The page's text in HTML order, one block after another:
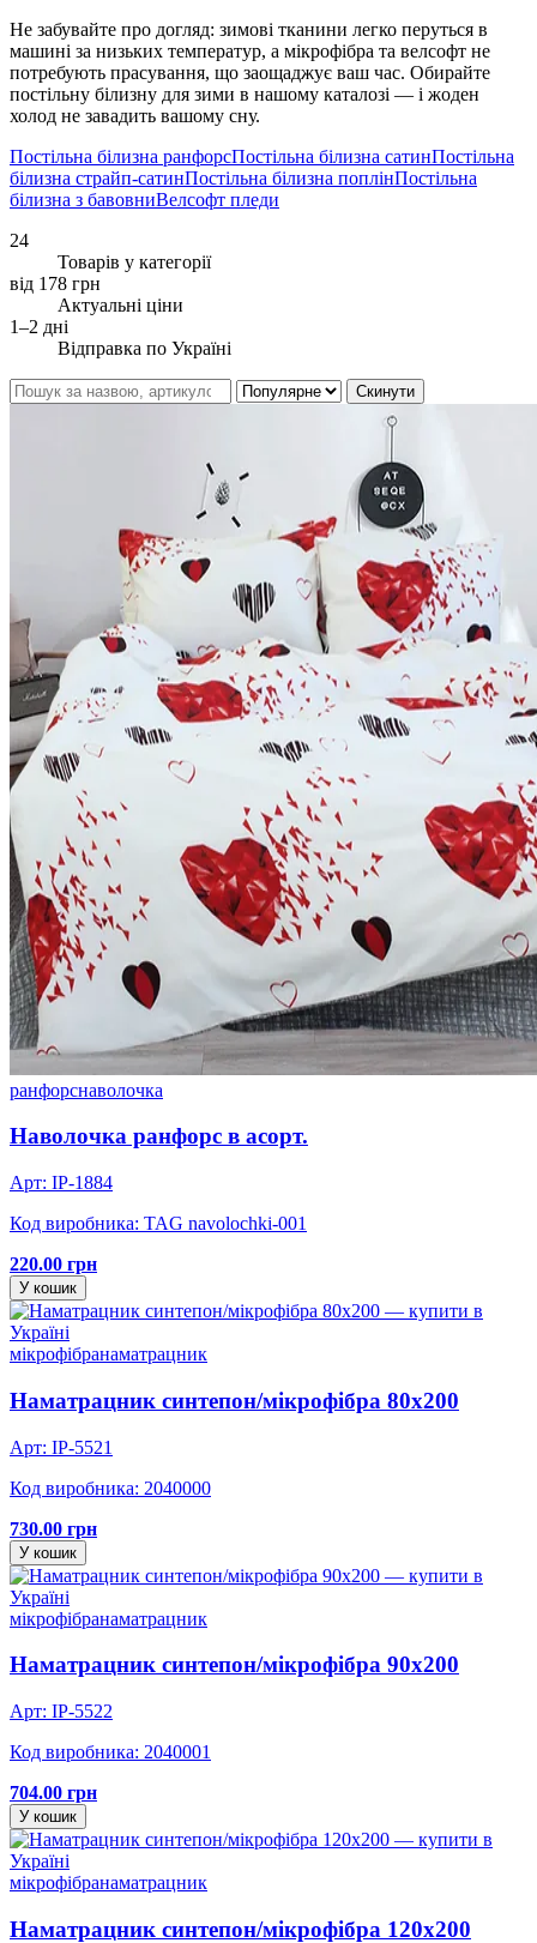
Не забувайте про догляд: зимові тканини легко перуться в
машині за низьких температур, а мікрофібра та велсофт не
потребують прасування, що заощаджує ваш час. Обирайте
постільну білизну для зими в нашому каталозі — і жоден
холод не завадить вашому сну.
Постільна білизна ранфорсПостільна білизна сатинПостільна
білизна страйп-сатинПостільна білизна поплінПостільна
білизна з бавовниВелсофт пледи
24
Товарів у категорії
від 178 грн
Актуальні ціни
1–2 дні
Відправка по Україні
Скинути
ранфорснаволочка
Наволочка ранфорс в асорт.
Арт: IP-1884
Код виробника: TAG navolochki-001
220.00 грн
У кошик
мікрофібранаматрацник
Наматрацник синтепон/мікрофібра 80х200
Арт: IP-5521
Код виробника: 2040000
730.00 грн
У кошик
мікрофібранаматрацник
Наматрацник синтепон/мікрофібра 90х200
Арт: IP-5522
Код виробника: 2040001
704.00 грн
У кошик
мікрофібранаматрацник
Наматрацник синтепон/мікрофібра 120х200